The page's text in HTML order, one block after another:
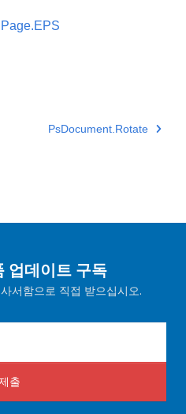
PsDocument.Rotate
업데이트 구독
서함으로 직접 받으십시오.
출